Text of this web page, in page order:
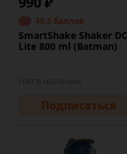
49.5 баллов
SmartShake Shaker DC
Lite 800 ml (Batman)
Подписаться